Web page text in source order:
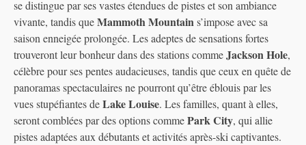
se distingue par ses vastes étendues de pistes et son ambiance
vivante, tandis queMammoth Mountains’impose avec sa
saison enneigée prolongée. Les adeptes de sensations fortes
trouveront leur bonheur dans des stations commeJackson Hole,
célèbre pour ses pentes audacieuses, tandis que ceux en quête de
panoramas spectaculaires ne pourront qu’être éblouis par les
vues stupéfiantes deLake Louise. Les familles, quant à elles,
seront comblées par des options commePark City, qui allie
pistes adaptées aux débutants et activités après-ski captivantes.